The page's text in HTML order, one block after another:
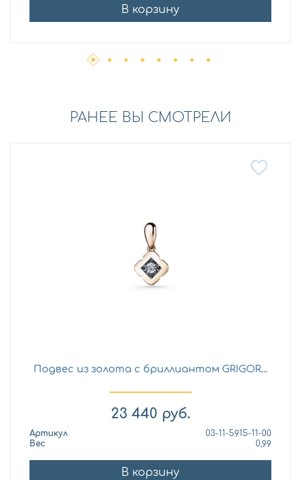
В корзину
РАНЕЕ ВЫ СМОТРЕЛИ
Подвес из золота с бриллиантом GRIGOR...
23 440 руб.
Артикул
03-11-5915-11-00
Вес
0,99
В корзину